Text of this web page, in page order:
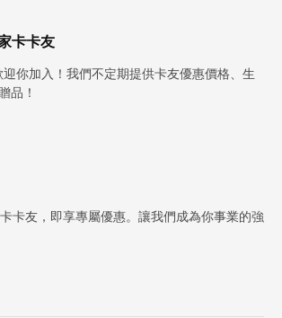
卡卡友
你加入！我們不定期提供卡友優惠價格、生
品！
卡友，即享專屬優惠。讓我們成為你事業的強